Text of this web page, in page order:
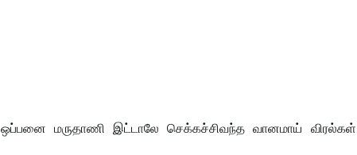
மருதாணி இட்டாலே செக்கச்சிவந்த வானமாய் விரல்கள்